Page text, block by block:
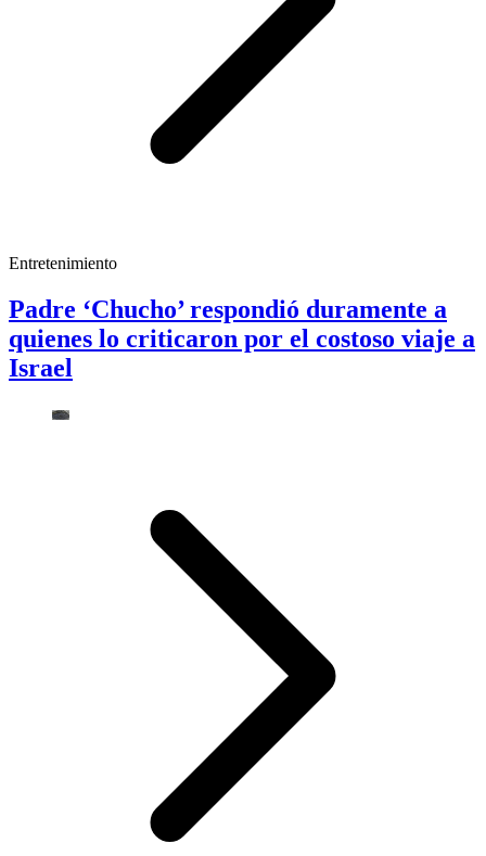
Entretenimiento
Padre ‘Chucho’ respondió duramente a
quienes lo criticaron por el costoso viaje a
Israel